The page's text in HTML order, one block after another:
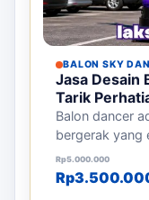
BALON SKY
Jasa Desain
Tarik
Balon dancer
bergerak yang
Rp5.000.000
Harga
Rp
Harga saat